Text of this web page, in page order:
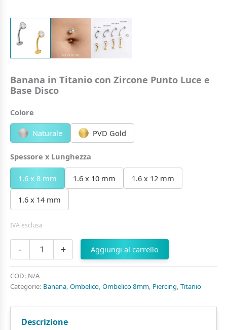
Banana in Titanio con Zircone Punto Luce e
Base Disco
Colore
Naturale PVD Gold
Spessore x Lunghezza
1.6 x 8 mm 1.6 x 10 mm 1.6 x 12 mm
1.6 x 14 mm
IVA esclusa
-
Banana
con
Zircone
Base
+ Aggiungi al carrello
COD: N/A
Categorie: Banana, Ombelico, Ombelico 8mm, Piercing, Titanio
Descrizione